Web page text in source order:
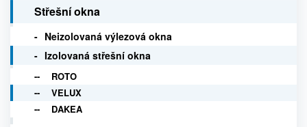
Střešní okna
Neizolovaná výlezová okna
Izolovaná střešní okna
ROTO
VELUX
DAKEA